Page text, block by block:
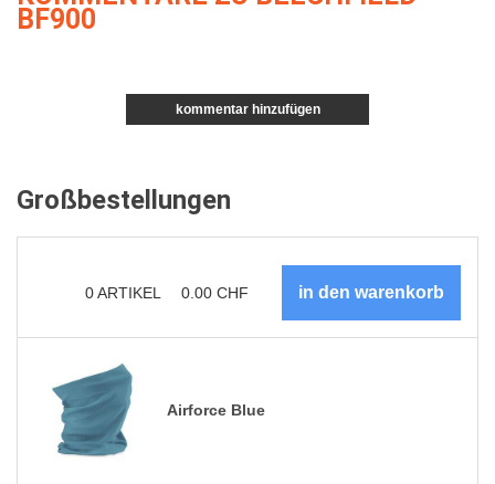
BF900
kommentar hinzufügen
Großbestellungen
0ARTIKEL 0.00 CHF
Airforce Blue